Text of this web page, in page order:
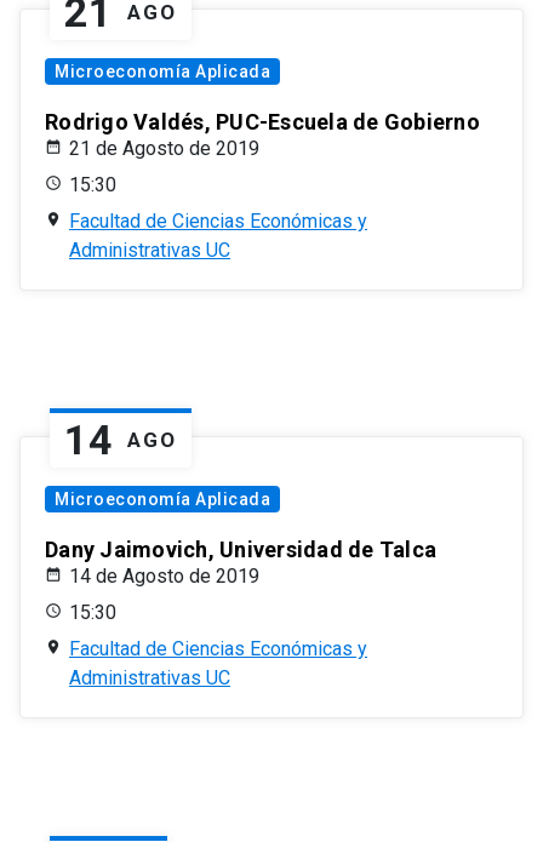
21 AGO
Microeconomía Aplicada
Rodrigo Valdés, PUC-Escuela de Gobierno
21 de Agosto de 2019
15:30
Facultad de Ciencias Económicas y
Administrativas UC
14 AGO
Microeconomía Aplicada
Dany Jaimovich, Universidad de Talca
14 de Agosto de 2019
15:30
Facultad de Ciencias Económicas y
Administrativas UC